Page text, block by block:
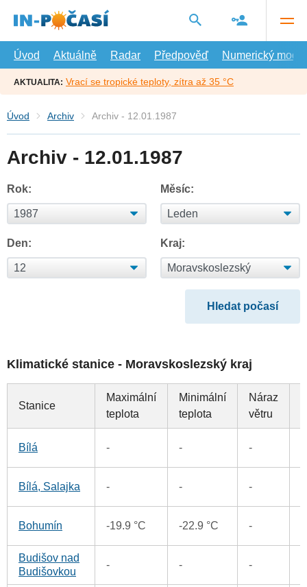
hlavní
Úvod
Aktuálně Radar Předpověď Numerický model
AKTUALITA: Vrací se tropické teploty, zítra až 35 °C
Úvod Archiv Archiv - 12.01.1987
Archiv - 12.01.1987
Rok: Měsíc:
Den: Kraj:
Klimatické stanice - Moravskoslezský kraj
Stanice
Maximální
teplota
Minimální
teplota
Náraz
větru
Bílá - - -
Bílá, Salajka - - -
Bohumín -19.9 °C -22.9 °C -
Budišov nad
Budišovkou
- - -